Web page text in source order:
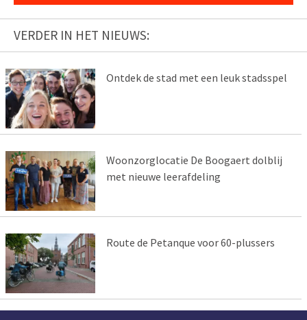
VERDER IN HET NIEUWS:
Ontdek de stad met een leuk stadsspel
Woonzorglocatie De Boogaert dolblij
met nieuwe leerafdeling
Route de Petanque voor 60-plussers